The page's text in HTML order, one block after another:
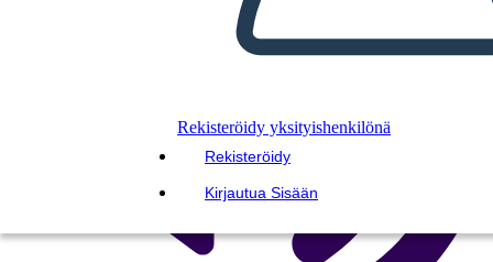
Rekisteröidy yksityishenkilönä
Rekisteröidy
Kirjautua Sisään